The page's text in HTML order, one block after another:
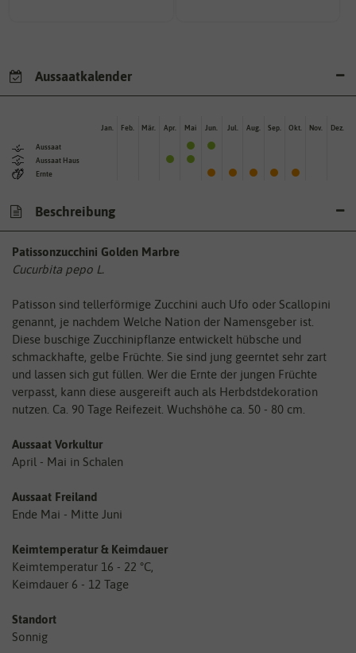
Aussaatkalender
Aussaat
Aussaat Haus
Ernte
Jan. Feb. Mär. Apr. Mai Jun. Jul. Aug. Sep. Okt. Nov. Dez.
Beschreibung
Patissonzucchini Golden Marbre
Cucurbita pepo L.
Patisson sind tellerförmige Zucchini auch Ufo oder Scallopini
genannt, je nachdem Welche Nation der Namensgeber ist.
Diese buschige Zucchinipflanze entwickelt hübsche und
schmackhafte, gelbe Früchte. Sie sind jung geerntet sehr zart
und lassen sich gut füllen. Wer die Ernte der jungen Früchte
verpasst, kann diese ausgereift auch als Herbdstdekoration
nutzen. Ca. 90 Tage Reifezeit. Wuchshöhe ca. 50 - 80 cm.
Aussaat Vorkultur
April - Mai in Schalen
Aussaat Freiland
Ende Mai - Mitte Juni
Keimtemperatur & Keimdauer
Keimtemperatur 16 - 22 °C,
Keimdauer 6 - 12 Tage
Standort
Sonnig